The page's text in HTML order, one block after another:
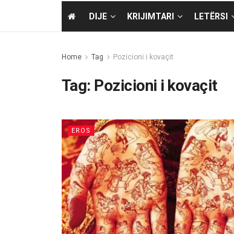
DIJE KRIJIMTARI LETËRSI
Home Tag Pozicioni i kovaçit
Tag: Pozicioni i kovaçit
EROS